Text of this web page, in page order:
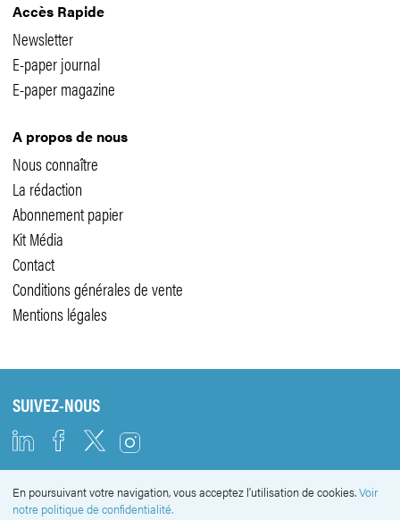
Accès Rapide
Newsletter
E-paper journal
E-paper magazine
A propos de nous
Nous connaître
La rédaction
Abonnement papier
Kit Média
Contact
Conditions générales de vente
Mentions légales
SUIVEZ-NOUS
NEWSLETTER
En poursuivant votre navigation, vous acceptez l'utilisation de cookies.Voir
notre politique de confidentialité.